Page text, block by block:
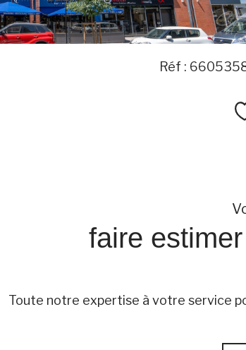
Réf :
faire
Toute notre expertise à votre service